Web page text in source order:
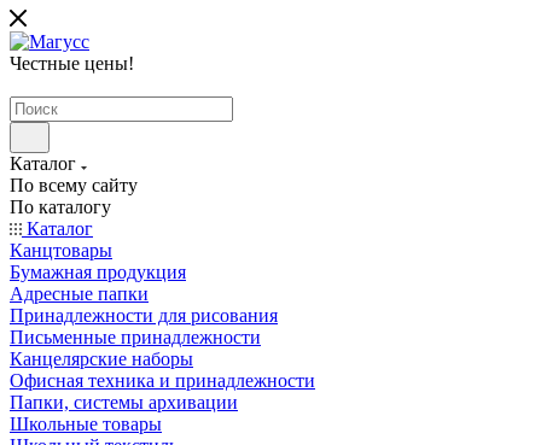
Честные цены!
Каталог
По всему сайту
По каталогу
Каталог
Канцтовары
Бумажная продукция
Адресные папки
Принадлежности для рисования
Письменные принадлежности
Канцелярские наборы
Офисная техника и принадлежности
Папки, системы архивации
Школьные товары